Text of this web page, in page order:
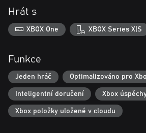
BATTLE CHAMPIONS
Encounter League of Legends champions
them before. Unlock new abilities and face
explosive battles to learn who’s with you,
Seize every moment in CONVERGENCE: A
Hrát s
XBOX One XBOX Series X|S
Funkce
Jeden hráč Optimalizováno pro
Inteligentní doručení Xbox
Xbox položky uložené v cloudu